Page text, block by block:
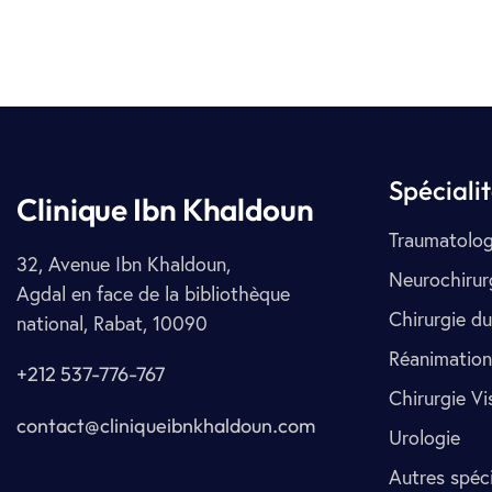
Clinique Ibn Khaldoun
32, Avenue Ibn Khaldoun,
Agdal en face de la bibliothèque
national, Rabat, 10090
+212 537-776-767
contact@cliniqueibnkhaldoun.com
Chirurgie
Chirurgie
Urologie
Autres